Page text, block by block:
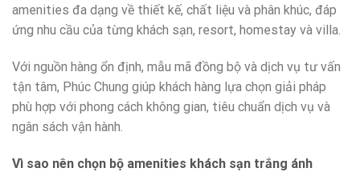
amenities đa dạng về thiết kế, chất liệu và phân khúc, đáp
ứng nhu cầu của từng khách sạn, resort, homestay và villa.
Với nguồn hàng ổn định, mẫu mã đồng bộ và dịch vụ tư vấn
tận tâm, Phúc Chung giúp khách hàng lựa chọn giải pháp
phù hợp với phong cách không gian, tiêu chuẩn dịch vụ và
ngân sách vận hành.
Vì sao nên chọn bộ amenities khách sạn trắng ánh